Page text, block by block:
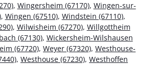
, Wingersheim (67170), Wingen-sur-
, Wingen (67510), Windstein (67110),
, Wilwisheim (67270), Willgottheim
(67130), Wickersheim-Wilshausen
(67720), Weyer (67320), Westhouse-
, Westhouse (67230), Westhoffen